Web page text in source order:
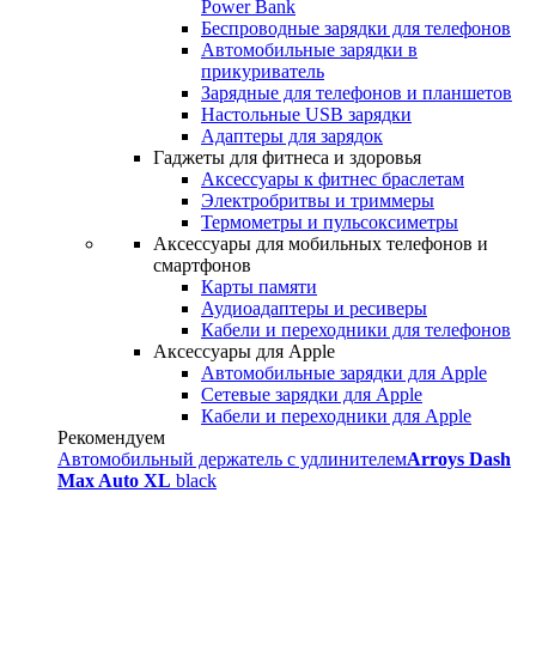
Power Bank
Беспроводные зарядки для телефонов
Автомобильные зарядки в
прикуриватель
Зарядные для телефонов и планшетов
Настольные USB зарядки
Адаптеры для зарядок
Гаджеты для фитнеса и здоровья
Аксессуары к фитнес браслетам
Электробритвы и триммеры
Термометры и пульсоксиметры
Аксессуары для мобильных телефонов и
смартфонов
Карты памяти
Аудиоадаптеры и ресиверы
Кабели и переходники для телефонов
Аксессуары для Apple
Автомобильные зарядки для Apple
Сетевые зарядки для Apple
Кабели и переходники для Apple
Рекомендуем
Автомобильный держатель с удлинителемArroys Dash
Max Auto XL black